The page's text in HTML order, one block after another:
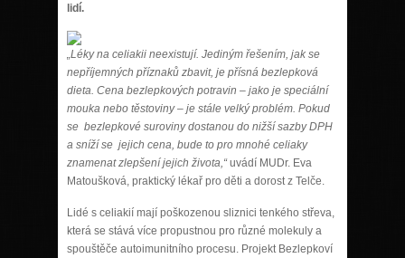
lidí.
„Léky na celiakii neexistují. Jediným řešením, jak se
nepříjemných příznaků zbavit, je přísná bezlepková
dieta. Cena bezlepkových potravin – jako je speciální
mouka nebo těstoviny – je stále velký problém. Pokud
se bezlepkové suroviny dostanou do nižší sazby DPH
a sníží se jejich cena, bude to pro mnohé celiaky
znamenat zlepšení jejich života,“uvádí MUDr. Eva
Matoušková, praktický lékař pro děti a dorost z Telče.
Lidé s celiakií mají poškozenou sliznici tenkého střeva,
která se stává více propustnou pro různé molekuly a
spouštěče autoimunitního procesu. Projekt Bezlepkoví